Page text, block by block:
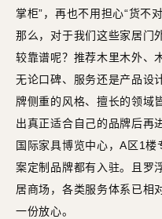
掌柜”，再也不用担心“货不
那么，对于我们这些家居门
较靠谱呢？推荐木里木外、
无论口碑、服务还是产品设
牌侧重的风格、擅长的领域
出真正适合自己的品牌后再
国际家具博览中心，A区1
案定制品牌都有入驻。且罗
居商场，各类服务体系已相
一份放心。